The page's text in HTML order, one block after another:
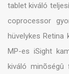
tablet kiváló
coprocessor
hüvelykes Retina
MP-es iSight
kiváló